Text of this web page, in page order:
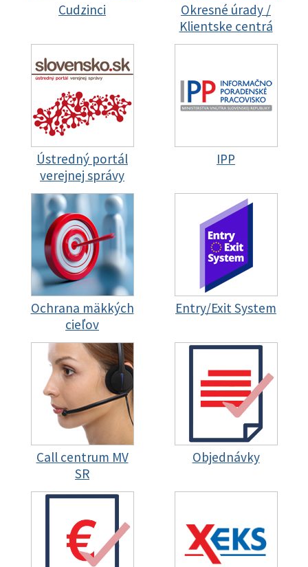
Cudzinci
Okresné úrady /
Klientske centrá
Ústredný portál
verejnej správy
IPP
Ochrana mäkkých
cieľov
Entry/Exit System
Call centrum MV
SR
Objednávky